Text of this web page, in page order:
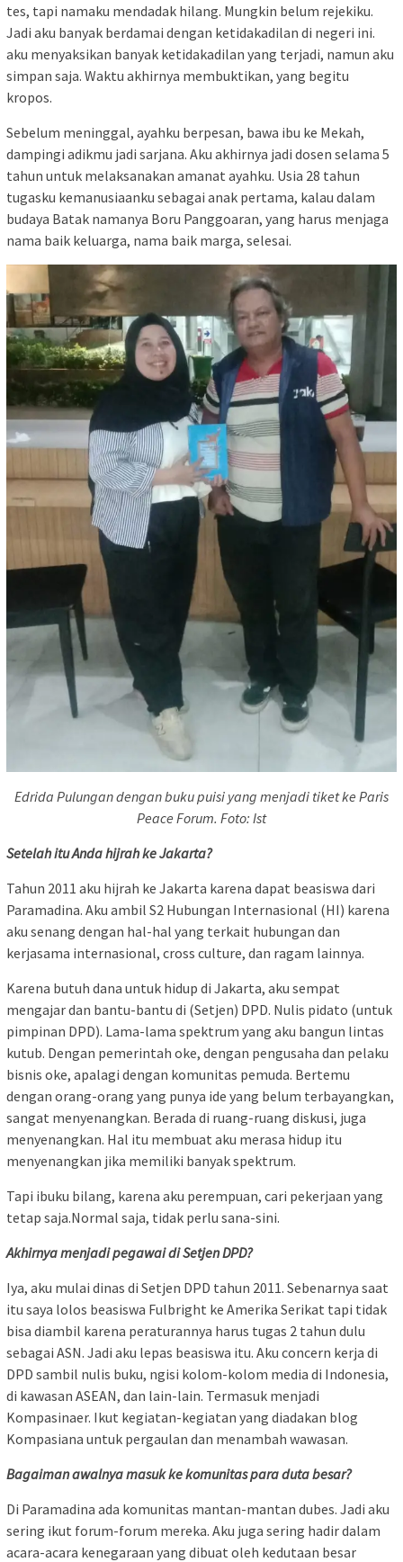
tes, tapi namaku mendadak hilang. Mungkin belum rejekiku.
Jadi aku banyak berdamai dengan ketidakadilan di negeri ini.
aku menyaksikan banyak ketidakadilan yang terjadi, namun aku
simpan saja. Waktu akhirnya membuktikan, yang begitu
kropos.
Sebelum meninggal, ayahku berpesan, bawa ibu ke Mekah,
dampingi adikmu jadi sarjana. Aku akhirnya jadi dosen selama 5
tahun untuk melaksanakan amanat ayahku. Usia 28 tahun
tugasku kemanusiaanku sebagai anak pertama, kalau dalam
budaya Batak namanya Boru Panggoaran, yang harus menjaga
nama baik keluarga, nama baik marga, selesai.
Edrida Pulungan dengan buku puisi yang menjadi tiket ke Paris
Peace Forum. Foto: Ist
Setelah itu Anda hijrah ke Jakarta?
Tahun 2011 aku hijrah ke Jakarta karena dapat beasiswa dari
Paramadina. Aku ambil S2 Hubungan Internasional (HI) karena
aku senang dengan hal-hal yang terkait hubungan dan
kerjasama internasional, cross culture, dan ragam lainnya.
Karena butuh dana untuk hidup di Jakarta, aku sempat
mengajar dan bantu-bantu di (Setjen) DPD. Nulis pidato (untuk
pimpinan DPD). Lama-lama spektrum yang aku bangun lintas
kutub. Dengan pemerintah oke, dengan pengusaha dan pelaku
bisnis oke, apalagi dengan komunitas pemuda. Bertemu
dengan orang-orang yang punya ide yang belum terbayangkan,
sangat menyenangkan. Berada di ruang-ruang diskusi, juga
menyenangkan. Hal itu membuat aku merasa hidup itu
menyenangkan jika memiliki banyak spektrum.
Tapi ibuku bilang, karena aku perempuan, cari pekerjaan yang
tetap saja.Normal saja, tidak perlu sana-sini.
Akhirnya menjadi pegawai di Setjen DPD?
Iya, aku mulai dinas di Setjen DPD tahun 2011. Sebenarnya saat
itu saya lolos beasiswa Fulbright ke Amerika Serikat tapi tidak
bisa diambil karena peraturannya harus tugas 2 tahun dulu
sebagai ASN. Jadi aku lepas beasiswa itu. Aku concern kerja di
DPD sambil nulis buku, ngisi kolom-kolom media di Indonesia,
di kawasan ASEAN, dan lain-lain. Termasuk menjadi
Kompasinaer. Ikut kegiatan-kegiatan yang diadakan blog
Kompasiana untuk pergaulan dan menambah wawasan.
Bagaiman awalnya masuk ke komunitas para duta besar?
Di Paramadina ada komunitas mantan-mantan dubes. Jadi aku
sering ikut forum-forum mereka. Aku juga sering hadir dalam
acara-acara kenegaraan yang dibuat oleh kedutaan besar